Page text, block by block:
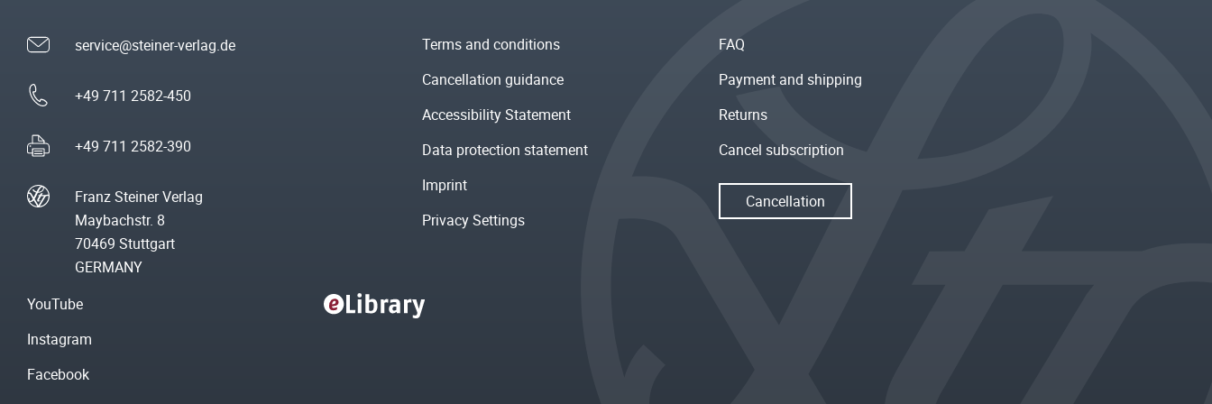
service@steiner-verlag.de
+49 711 2582-450
+49 711 2582-390
Franz Steiner Verlag
Maybachstr. 8
70469 Stuttgart
GERMANY
Terms and conditions
Cancellation guidance
Accessibility Statement
Data protection statement
Imprint
Privacy Settings
FAQ
Payment and shipping
Returns
Cancel subscription
Cancellation
YouTube
Instagram
Facebook